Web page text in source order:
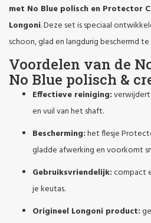
met No Blue polisch en Protector
Longoni. Deze set is speciaal
schoon, glad en langdurig beschermd
Voordelen van de
No Blue polisch &
Effectieve reiniging:
en vuil van het shaft.
Bescherming:het flesje
gladde afwerking en voorkomt
Gebruiksvriendelijk:compact
je keutas.
Origineel Longoni product: